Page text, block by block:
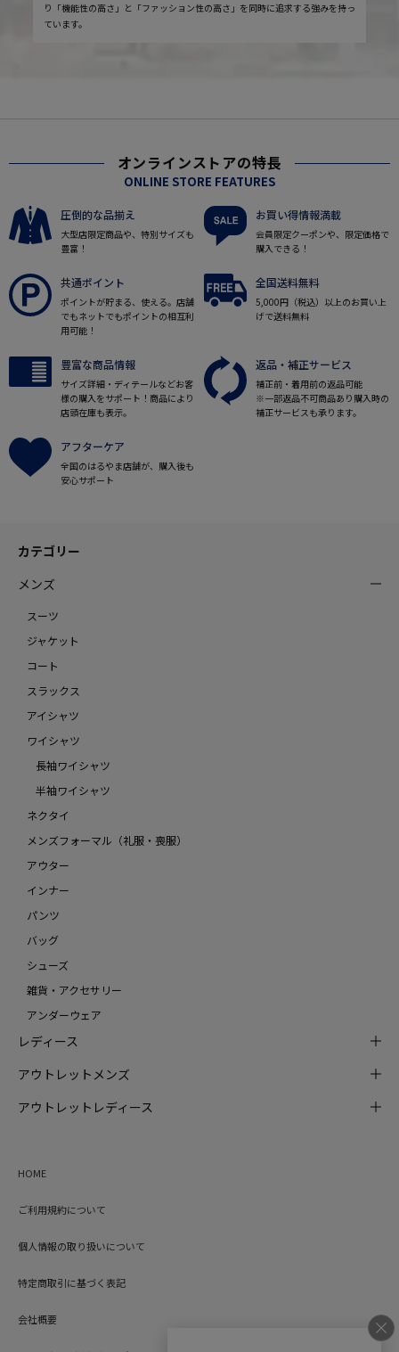
り「機能性の高さ」と「ファッション性の高さ」を同時に追求する強みを持っ
ています。
オンラインストアの特長
ONLINE STORE FEATURES
圧倒的な品揃え
大型店限定商品や、特別サイズも
豊富！
お買い得情報満載
会員限定クーポンや、限定価格で
購入できる！
共通ポイント
ポイントが貯まる、使える。店舗
でもネットでもポイントの相互利
用可能！
全国送料無料
5,000円（税込）以上のお買い上
げで送料無料
豊富な商品情報
サイズ詳細・ディテールなどお客
様の購入をサポート！商品により
店頭在庫も表示。
返品・補正サービス
補正前・着用前の返品可能
※一部返品不可商品あり購入時の
補正サービスも承ります。
アフターケア
全国のはるやま店舗が、購入後も
安心サポート
カテゴリー
メンズ
スーツ
ジャケット
コート
スラックス
アイシャツ
ワイシャツ
長袖ワイシャツ
半袖ワイシャツ
ネクタイ
メンズフォーマル（礼服・喪服）
アウター
インナー
パンツ
バッグ
シューズ
雑貨・アクセサリー
アンダーウェア
レディース
アウトレットメンズ
アウトレットレディース
HOME
ご利用規約について
個人情報の取り扱いについて
特定商取引に基づく表記
会社概要